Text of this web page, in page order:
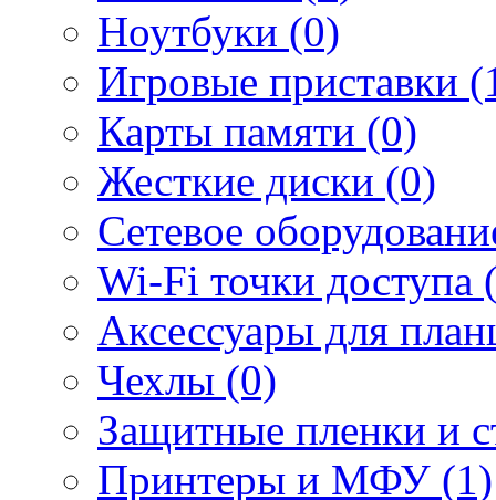
Ноутбуки (0)
Игровые приставки
Карты памяти (0)
Жесткие диски (0)
Сетевое
Wi-Fi точки доступа
Аксессуары для
Чехлы (0)
Защитные пленки и
Принтеры и МФУ (1)